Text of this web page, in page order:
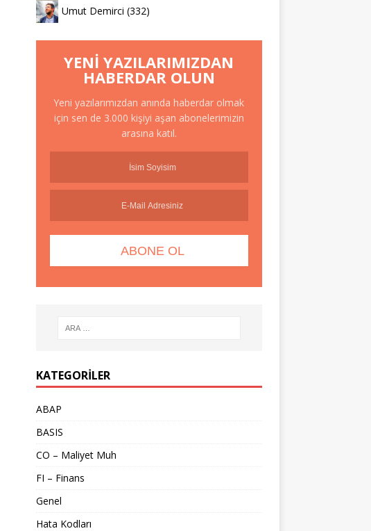
Umut Demirci (332)
YENI YAZILARIMIZDAN
HABERDAR OLUN
Yeni yazılarımızdan anında haberdar olmak
için sen de 3.000 kişiyi aşan abonelerimizin
arasına katıl.
KATEGORILER
ABAP
BASIS
CO – Maliyet Muh
FI – Finans
Genel
Hata Kodları